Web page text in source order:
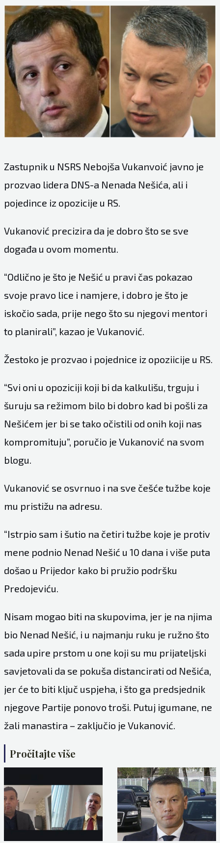
Zastupnik u NSRS Nebojša Vukanvoić javno je
prozvao lidera DNS-a Nenada Nešića, ali i
pojedince iz opozicije u RS.
Vukanović precizira da je dobro što se sve
događa u ovom momentu.
“Odlično je što je Nešić u pravi čas pokazao
svoje pravo lice i namjere, i dobro je što je
iskočio sada, prije nego što su njegovi mentori
to planirali”, kazao je Vukanović.
Žestoko je prozvao i pojednice iz opoziicije u RS.
“Svi oni u opoziciji koji bi da kalkulišu, trguju i
šuruju sa režimom bilo bi dobro kad bi pošli za
Nešićem jer bi se tako očistili od onih koji nas
kompromituju”, poručio je Vukanović na svom
blogu.
Vukanović se osvrnuo i na sve češće tužbe koje
mu pristižu na adresu.
“Istrpio sam i šutio na četiri tužbe koje je protiv
mene podnio Nenad Nešić u 10 dana i više puta
došao u Prijedor kako bi pružio podršku
Predojeviću.
Nisam mogao biti na skupovima, jer je na njima
bio Nenad Nešić, i u najmanju ruku je ružno što
sada upire prstom u one koji su mu prijateljski
savjetovali da se pokuša distancirati od Nešića,
jer će to biti ključ uspjeha, i što ga predsjednik
njegove Partije ponovo troši. Putuj igumane, ne
žali manastira – zaključio je Vukanović.
Pročitajte više